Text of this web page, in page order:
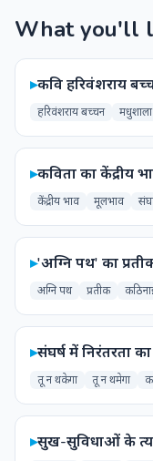
What you'll
▸कवि हरिवंशराय
हरिवंशराय बच्चन मधुशाला
▸कविता का केंद्रीय
केंद्रीय भाव
मूलभाव
▸'अग्नि पथ' का
अग्नि पथ
प्रतीक
▸संघर्ष में निरंतरता
तू न थकेगा
तू न थमेगा
▸सुख-सुविधाओं के